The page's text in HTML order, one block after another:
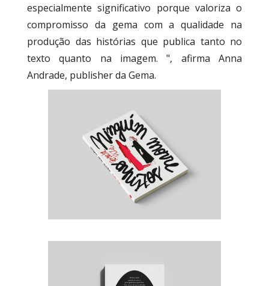
especialmente significativo porque valoriza o
compromisso da gema com a qualidade na
produção das histórias que publica tanto no
texto quanto na imagem. ", afirma Anna
Andrade, publisher da Gema.